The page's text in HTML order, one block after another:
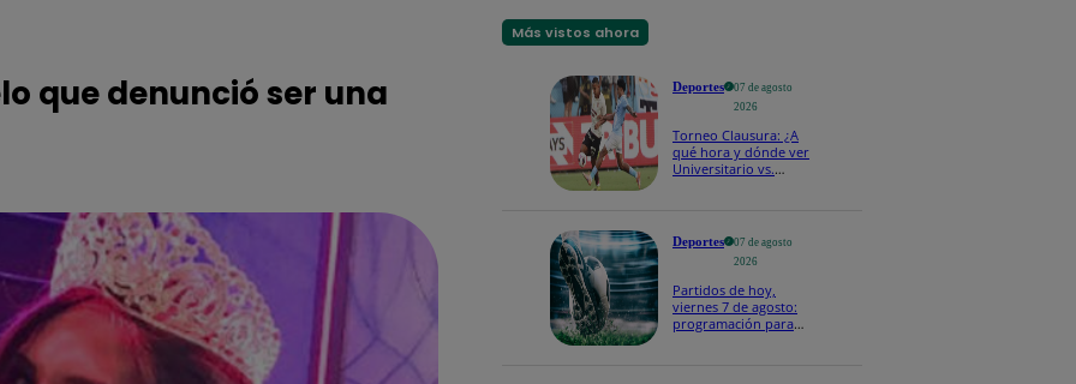
que denunció ser una
Más vistos ahora
Deportes
07 de agosto
2026
Torneo Clausura: ¿A
qué hora y dónde ver
Universitario vs.
Deportes
07 de agosto
2026
Partidos de hoy,
viernes 7 de agosto:
programación para